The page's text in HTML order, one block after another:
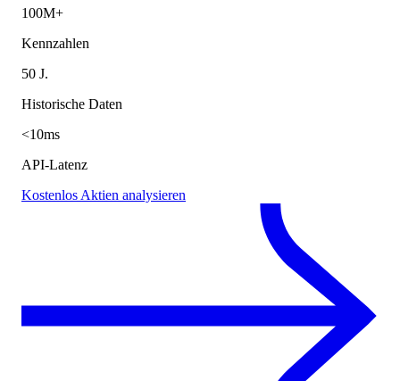
100M+
Kennzahlen
50 J.
Historische Daten
<10ms
API-Latenz
Kostenlos Aktien analysieren